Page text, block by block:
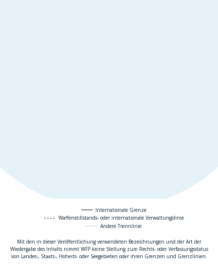
Internationale Grenze
Waffenstillstands- oder internationale Verwaltungslinie
Andere Trennlinie
Mit den in dieser Veröffentlichung verwendeten Bezeichnungen und der Art der
Wiedergabe des Inhalts nimmt WFP keine Stellung zum Rechts- oder Verfassungsstatus
von Landes-, Staats-, Hoheits- oder Seegebieten oder ihren Grenzen und Grenzlinien.